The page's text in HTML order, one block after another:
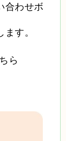
合わせボ
す。
ら